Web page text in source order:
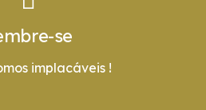
se
implacáveis !